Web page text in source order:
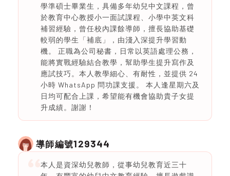
學準碩士畢業生，具備多年幼兒中文課程，曾
於教育中心教授小一面試課程、小學中英文科
補習經驗，曾任校內課餘導師，擅長協助基礎
較弱的學生「補底」，由淺入深提升學習動
機。 正職為公司秘書，日常以英語處理公務，
能將實戰經驗結合教學，幫助學生提升寫作及
應試技巧。本人教學細心、有耐性，並提供 24
小時 WhatsApp 問功課支援。 本人逢星期六及
日均可配合上課，希望能有機會協助貴子女提
升成績。謝謝！
導師編號129344
本人是資深幼兒教師，從事幼兒教育近三十